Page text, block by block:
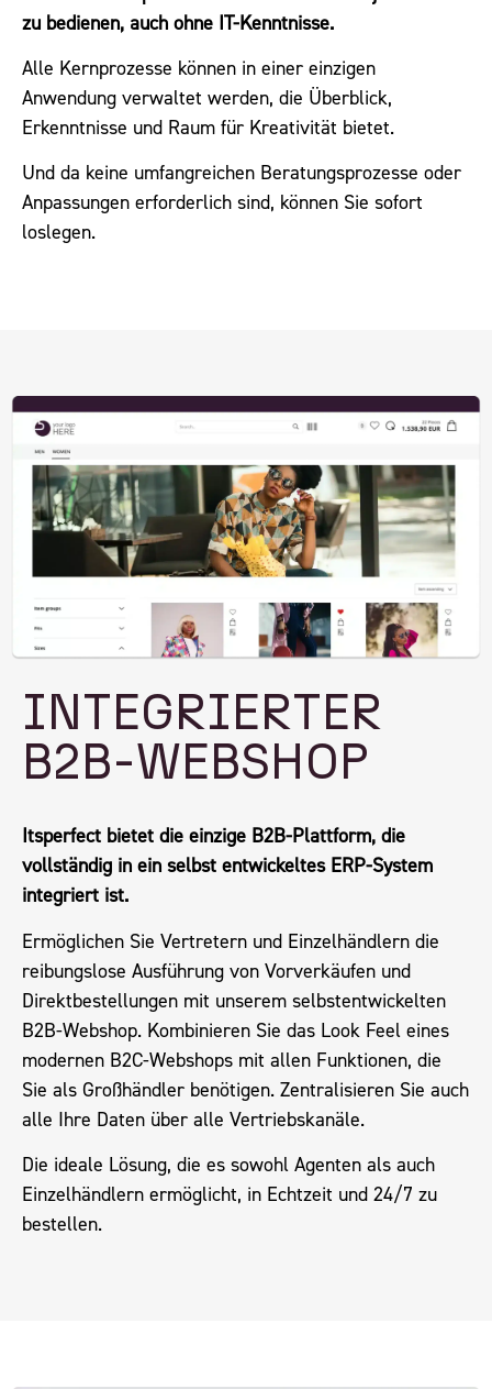
zu bedienen, auch ohne IT-Kenntnisse.
Alle Kernprozesse können in einer einzigen
Anwendung verwaltet werden, die Überblick,
Erkenntnisse und Raum für Kreativität bietet.
Und da keine umfangreichen Beratungsprozesse oder
Anpassungen erforderlich sind, können Sie sofort
loslegen.
INTEGRIERTER
B2B-WEBSHOP
Itsperfect bietet die einzige B2B-Plattform, die
vollständig in ein selbst entwickeltes ERP-System
integriert ist.
Ermöglichen Sie Vertretern und Einzelhändlern die
reibungslose Ausführung von Vorverkäufen und
Direktbestellungen mit unserem selbstentwickelten
B2B-Webshop. Kombinieren Sie das Look Feel eines
modernen B2C-Webshops mit allen Funktionen, die
Sie als Großhändler benötigen. Zentralisieren Sie auch
alle Ihre Daten über alle Vertriebskanäle.
Die ideale Lösung, die es sowohl Agenten als auch
Einzelhändlern ermöglicht, in Echtzeit und 24/7 zu
bestellen.